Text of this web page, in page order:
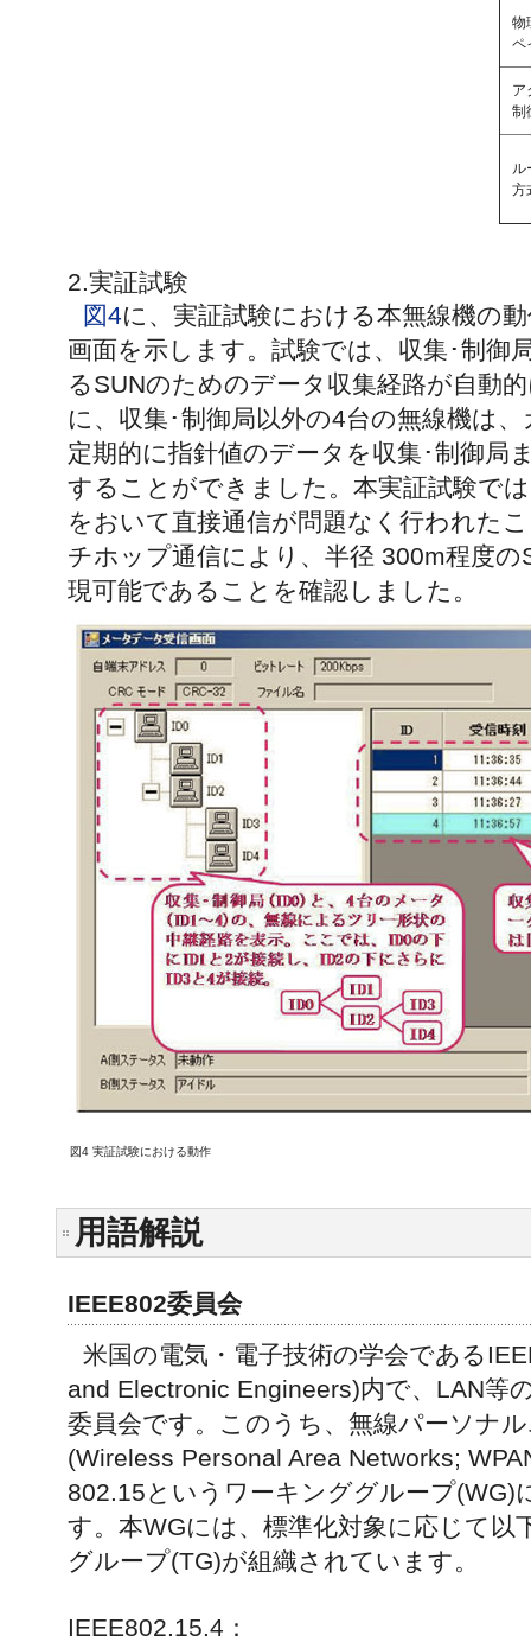
物
ペ
ア
制
ル
方
2.実証試験
図4に、実証試験における本無線機の
画面を示します。試験では、収集･制御
るSUNのためのデータ収集経路が自動
に、収集･制御局以外の4台の無線機は
定期的に指針値のデータを収集･制御局
することができました。本実証試験で
をおいて直接通信が問題なく行われた
チホップ通信により、半径 300m程度
現可能であることを確認しました。
図4 実証試験における動作
用語解説
IEEE802委員会
米国の電気・電子技術の学会である
and Electronic Engineers)内で、LAN等
委員会です。このうち、無線パーソナ
(Wireless Personal Area Networks;
802.15というワーキンググループ(WG)
す。本WGには、標準化対象に応じて以
グループ(TG)が組織されています。
IEEE802.15.4：